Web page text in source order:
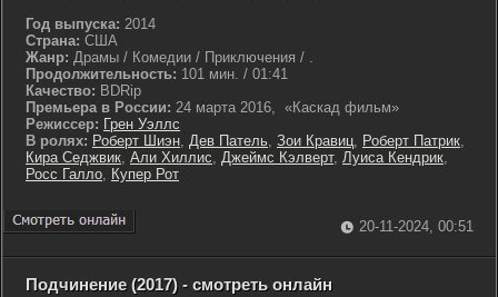
Год выпуска: 2014
Страна: США
Жанр: Драмы / Комедии / Приключения / .
Продолжительность: 101 мин. / 01:41
Качество: BDRip
Премьера в России: 24 марта 2016, «Каскад фильм»
Режиссер: Грен Уэллс
В ролях: Роберт Шиэн, Дев Патель, Зои Кравиц, Роберт Патрик,
Кира Седжвик, Али Хиллис, Джеймс Кэлверт, Луиса Кендрик,
Росс Галло, Купер Рот
20-11-2024, 00:51
Подчинение (2017) - смотреть онлайн